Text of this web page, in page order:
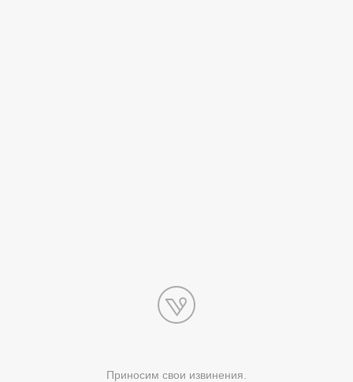
Приносим свои извинения.